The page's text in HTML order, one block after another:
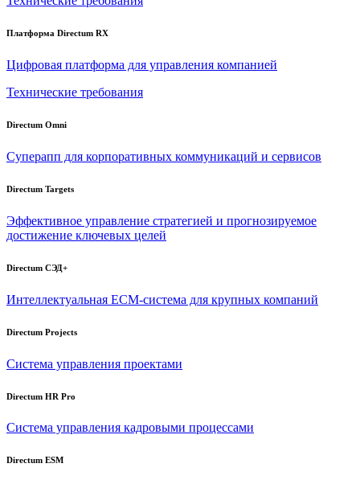
Платформа Directum RX
Цифровая платформа для управления компанией
Технические требования
Directum Omni
Суперапп для корпоративных коммуникаций и сервисов
Directum Targets
Эффективное управление стратегией и прогнозируемое
достижение ключевых целей
Directum СЭД+
Интеллектуальная ECM-система для крупных компаний
Directum Projects
Система управления проектами
Directum HR Pro
Система управления кадровыми процессами
Directum ESM